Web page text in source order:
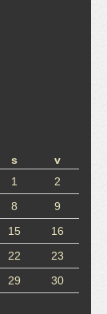
s
v
1
2
8
9
15
16
22
23
29
30